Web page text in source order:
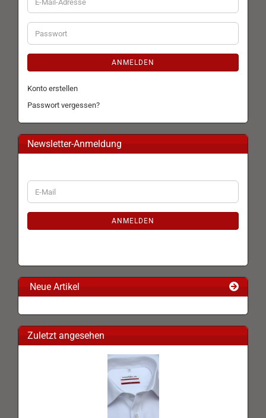
Mail-
Adresse
Passwort
ANMELDEN
Konto erstellen
Passwort vergessen?
Newsletter-Anmeldung
WEITER
ZUR
E-
Mail
ANMELDEN
Neue Artikel
Zuletzt angesehen